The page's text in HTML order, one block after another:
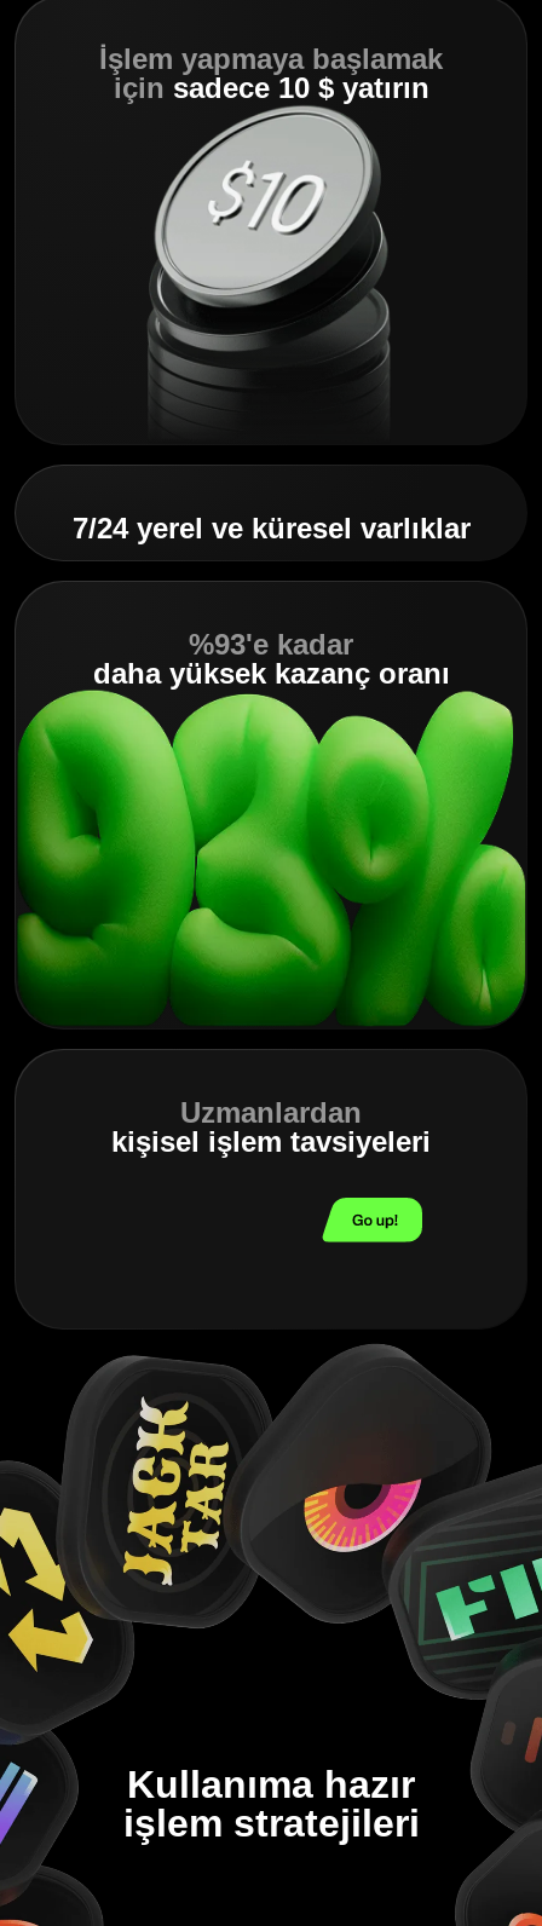
İşlem yapmaya başlamak
için sadece 10 $ yatırın
7/24 yerel ve küresel varlıklar
%93'e kadar
daha yüksek kazanç oranı
Uzmanlardan
kişisel işlem tavsiyeleri
Kullanıma hazır
işlem stratejileri